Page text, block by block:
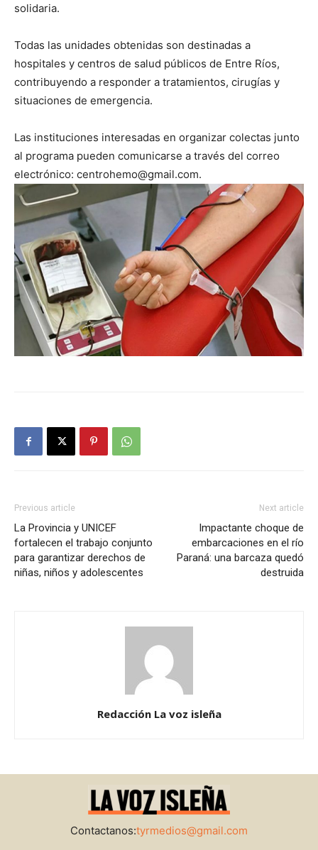
solidaria.
Todas las unidades obtenidas son destinadas a
hospitales y centros de salud públicos de Entre Ríos,
contribuyendo a responder a tratamientos, cirugías y
situaciones de emergencia.
Las instituciones interesadas en organizar colectas junto
al programa pueden comunicarse a través del correo
electrónico: centrohemo@gmail.com.
Previous article
La Provincia y UNICEF
fortalecen el trabajo conjunto
para garantizar derechos de
niñas, niños y adolescentes
Next article
Impactante choque de
embarcaciones en el río
Paraná: una barcaza quedó
destruida
Redacción La voz isleña
Contactanos:tyrmedios@gmail.com